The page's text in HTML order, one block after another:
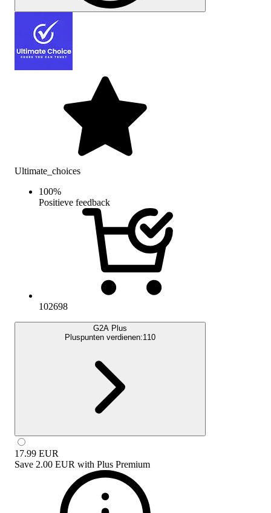
Ultimate_choices
100%
Positieve feedback
102698
G2A Plus
Pluspunten verdienen:110
17.99 EUR
Save 2.00 EUR with Plus Premium